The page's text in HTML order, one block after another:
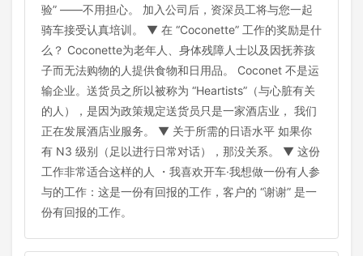
验” ——不用担心。 加入公司后，资深员工将与您一起
骑车接受认真培训。 ▼ 在 “Coconette” 工作的奖励是什
么？ Coconette为老年人、身体残障人士以及因抚养孩
子而无法购物的人提供食物和日用品。 Coconet 不是运
输企业。送货员之所以被称为 “Heartists”（与心脏有关
的人），是因为政策规定送货员只是一家酒店业， 我们
正在发展酒店业服务。 ▼ 关于所需的日语水平 如果你
有 N3 级别（足以进行日常对话），那没关系。 ▼ 这份
工作非常适合这样的人 ・我喜欢开车·我想做一份有人参
与的工作：这是一份有回报的工作，客户的 “谢谢” 是一
份有回报的工作。